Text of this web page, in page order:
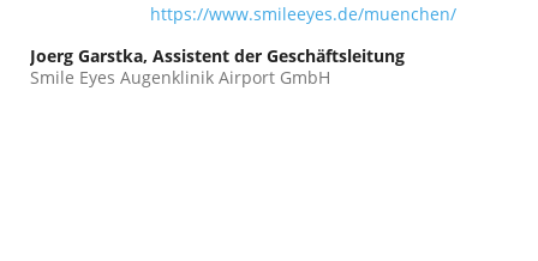
https://www.smileeyes.de/muenchen/
Joerg Garstka, Assistent der Geschäftsleitung
Smile Eyes Augenklinik Airport GmbH